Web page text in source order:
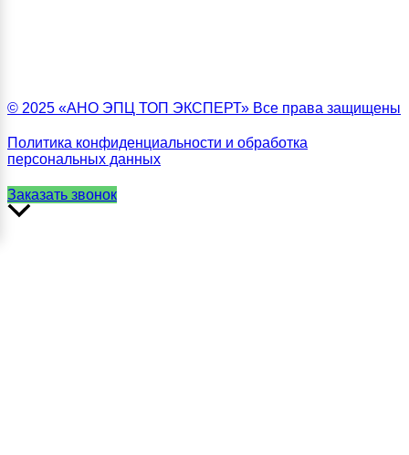
© 2025 «АНО ЭПЦ ТОП ЭКСПЕРТ» Все права защищены
Политика конфиденциальности и обработка
персональных данных
Заказать звонок